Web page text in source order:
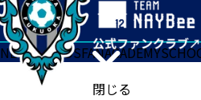
閉じる
NEWSGOODSFANACADEMY